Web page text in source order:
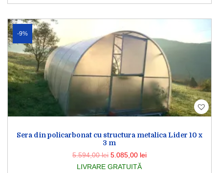
-9%
Sera din policarbonat cu structura metalica Lider 10 x
3 m
5.594,00lei 5.085,00 lei
LIVRARE GRATUITĂ